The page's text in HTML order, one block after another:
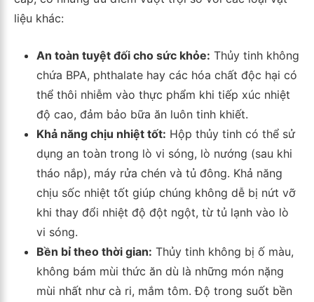
liệu khác:
An toàn tuyệt đối cho sức khỏe: Thủy tinh không
chứa BPA, phthalate hay các hóa chất độc hại có
thể thôi nhiễm vào thực phẩm khi tiếp xúc nhiệt
độ cao, đảm bảo bữa ăn luôn tinh khiết.
Khả năng chịu nhiệt tốt: Hộp thủy tinh có thể sử
dụng an toàn trong lò vi sóng, lò nướng (sau khi
tháo nắp), máy rửa chén và tủ đông. Khả năng
chịu sốc nhiệt tốt giúp chúng không dễ bị nứt vỡ
khi thay đổi nhiệt độ đột ngột, từ tủ lạnh vào lò
vi sóng.
Bền bỉ theo thời gian: Thủy tinh không bị ố màu,
không bám mùi thức ăn dù là những món nặng
mùi nhất như cà ri, mắm tôm. Độ trong suốt bền